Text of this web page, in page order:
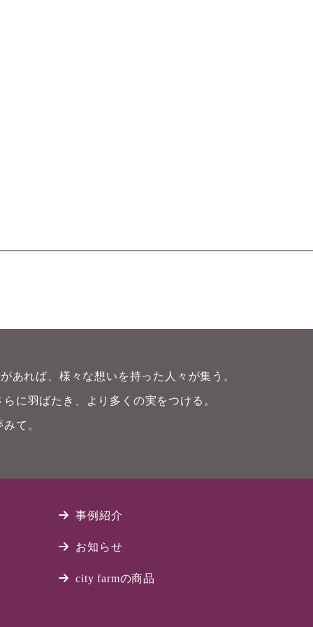
あれば、様々な想いを持った人々が集う。
に羽ばたき、より多くの実をつける。
て。
事例紹介
お知らせ
city farmの商品